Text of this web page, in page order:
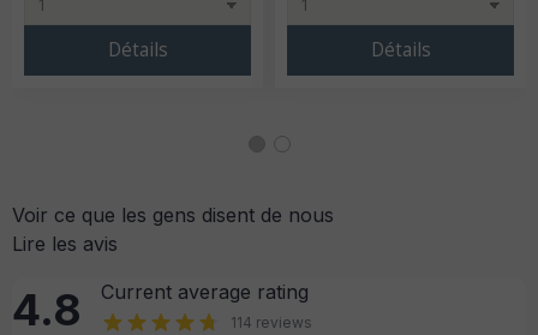
Détails Détails